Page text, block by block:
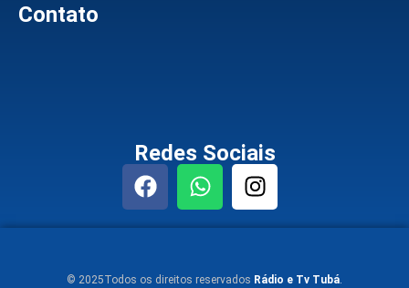
Contato
Redes Sociais
© 2025Todos os direitos reservados Rádio e Tv Tubá.